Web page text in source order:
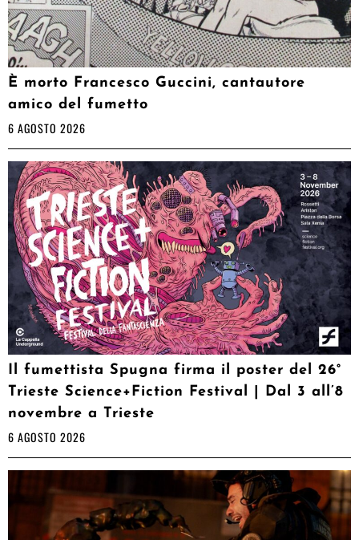
È morto Francesco Guccini, cantautore
amico del fumetto
6 AGOSTO 2026
Il fumettista Spugna firma il poster del 26°
Trieste Science+Fiction Festival | Dal 3 all’8
novembre a Trieste
6 AGOSTO 2026